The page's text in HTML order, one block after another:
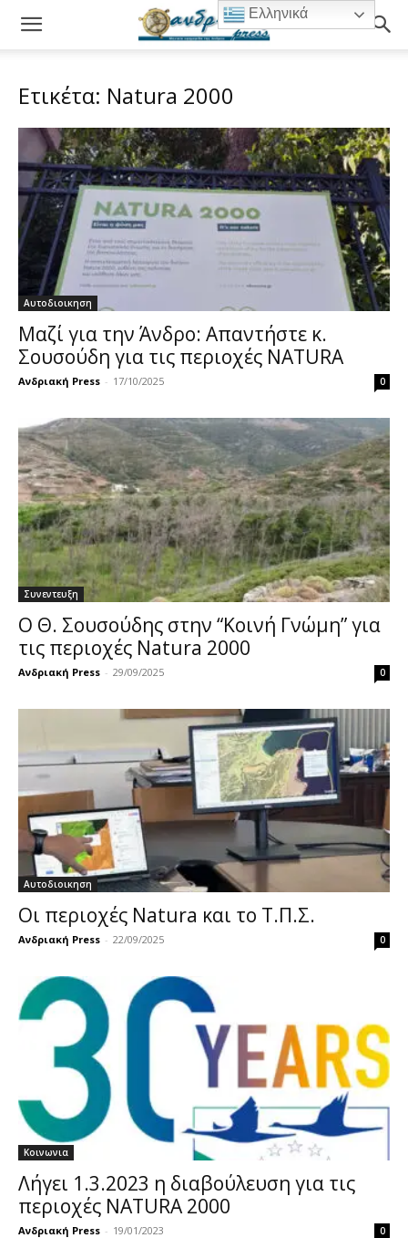
Ετικέτα: Natura 2000
Αυτοδιοικηση
Μαζί για την Άνδρο: Απαντήστε κ.
Σουσούδη για τις περιοχές NATURA
Ανδριακή Press - 17/10/2025 0
Συνεντευξη
Ο Θ. Σουσούδης στην “Κοινή Γνώμη” για
τις περιοχές Natura 2000
Ανδριακή Press - 29/09/2025 0
Αυτοδιοικηση
Οι περιοχές Natura και το Τ.Π.Σ.
Ανδριακή Press - 22/09/2025 0
Κοινωνια
Λήγει 1.3.2023 η διαβούλευση για τις
περιοχές NATURA 2000
Ανδριακή Press - 19/01/2023 0
Ελληνικά